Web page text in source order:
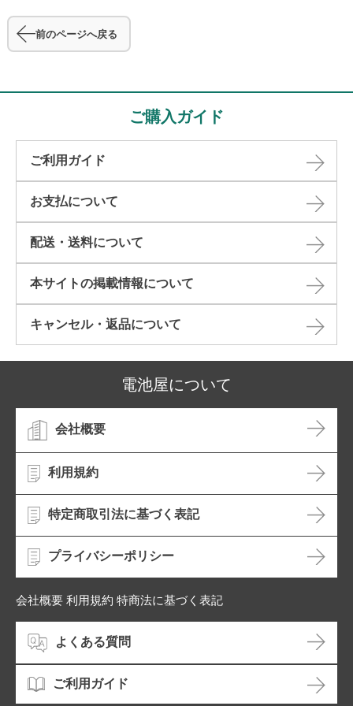
前のページへ戻る
ご購入ガイド
ご利用ガイド
お支払について
配送・送料について
本サイトの掲載情報について​
キャンセル・返品について​
電池屋について
会社概要
利用規約
特定商取引法に基づく表記
プライバシーポリシー
会社概要 利用規約 特商法に基づく表記
よくある質問
ご利用ガイド